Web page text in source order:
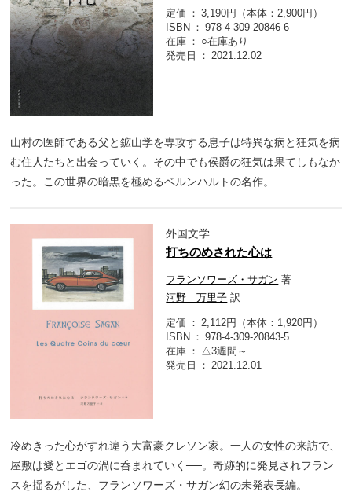
定価
3,190円（本体：2,900円）
ISBN
978-4-309-20846-6
在庫
○在庫あり
発売日
2021.12.02
山村の医師である父と鉱山学を専攻する息子は特異な病と狂気を病
む住人たちと出会っていく。その中でも侯爵の狂気は果てしもなか
った。この世界の暗黒を極めるベルンハルトの名作。
外国文学
打ちのめされた心は
フランソワーズ・サガン 著
河野 万里子 訳
定価
2,112円（本体：1,920円）
ISBN
978-4-309-20843-5
在庫
△3週間～
発売日
2021.12.01
冷めきった心がすれ違う大富豪クレソン家。一人の女性の来訪で、
屋敷は愛とエゴの渦に呑まれていく──。奇跡的に発見されフラン
スを揺るがした、フランソワーズ・サガン幻の未発表長編。